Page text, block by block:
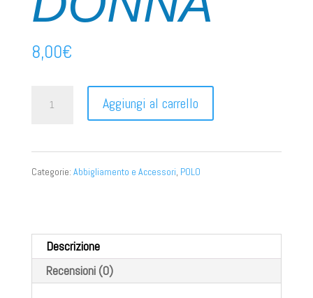
8,00€
ST3100
Aggiungi al carrello
Categorie: Abbigliamento e Accessori POLO
Descrizione
Recensioni (0)